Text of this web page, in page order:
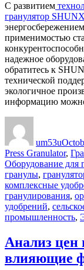
С развитием
гранулятор
применимостью
надежное
обратитесь к
технической
экологичное
информацию
um53u
Press Granulator,
Оборудование для
гранулы,
комплексные
гранулирования,
удобрений,
промышленность,
Анализ цен
влияющие